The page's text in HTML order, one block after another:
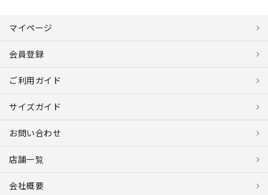
マイページ
会員登録
ご利用ガイド
サイズガイド
お問い合わせ
店舗一覧
会社概要